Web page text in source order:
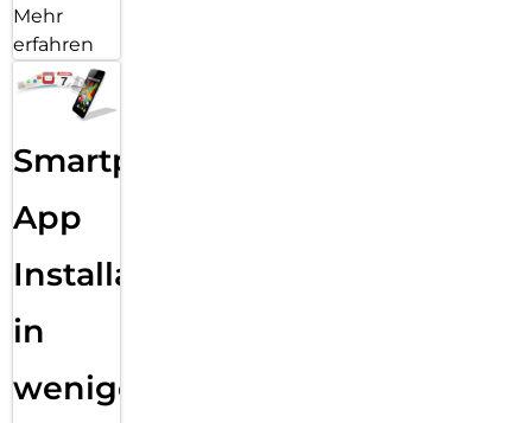
Mehr
erfahren
Smartphone
App
Installation
in
wenigen